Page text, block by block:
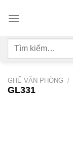
qua
dung
Tìm
GHẾ VĂN PHÒNG /
GL331